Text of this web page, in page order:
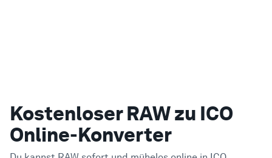
Kostenloser RAW zu ICO
Online-Konverter